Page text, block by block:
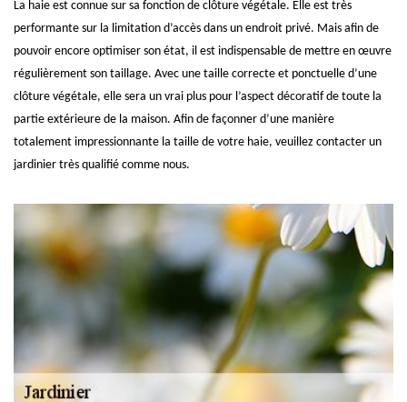
La haie est connue sur sa fonction de clôture végétale. Elle est très
performante sur la limitation d’accès dans un endroit privé. Mais afin de
pouvoir encore optimiser son état, il est indispensable de mettre en œuvre
régulièrement son taillage. Avec une taille correcte et ponctuelle d’une
clôture végétale, elle sera un vrai plus pour l’aspect décoratif de toute la
partie extérieure de la maison. Afin de façonner d’une manière
totalement impressionnante la taille de votre haie, veuillez contacter un
jardinier très qualifié comme nous.